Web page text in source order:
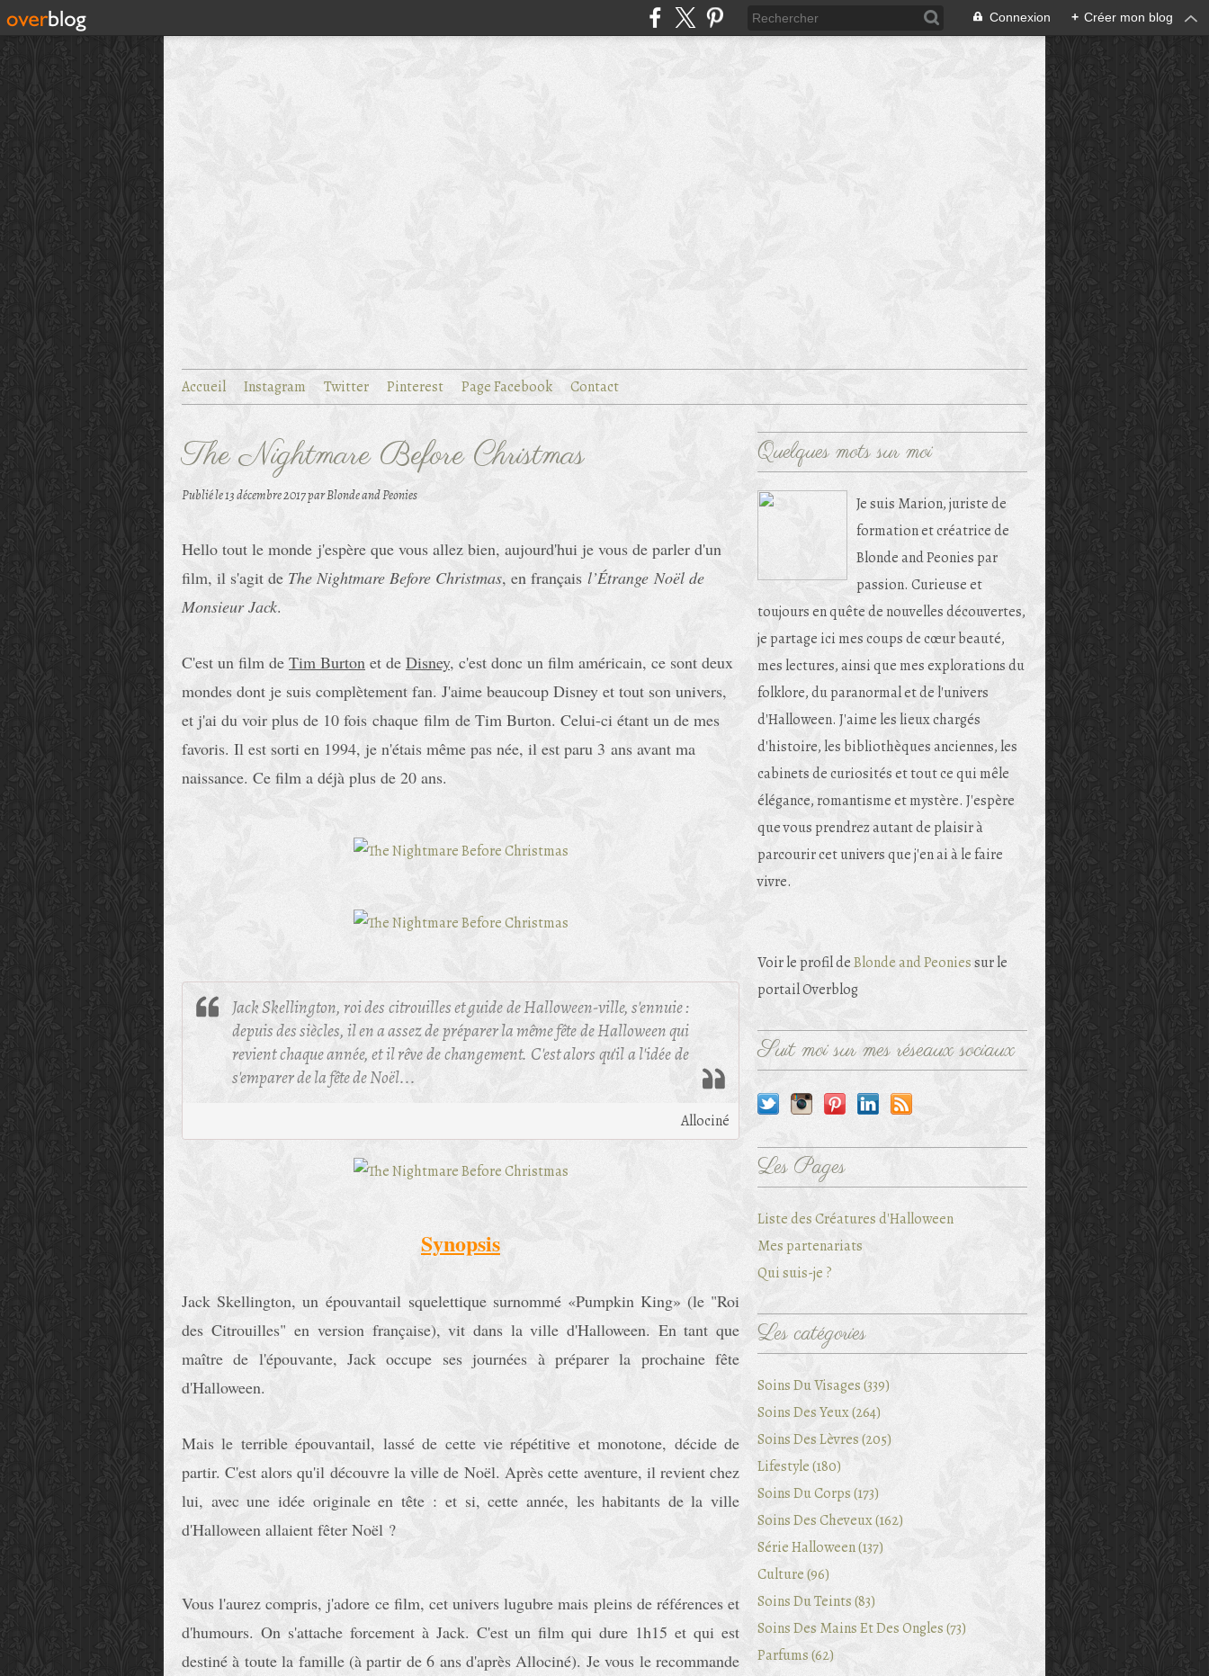
Connexion + Créer mon blog
Accueil Instagram Twitter Pinterest Page Facebook Contact
The Nightmare Before Christmas
Publié le13 décembre 2017par Blonde and Peonies
Hello tout le monde j'espère que vous allez bien, aujourd'hui je vous de parler d'un
film, il s'agit de The Nightmare Before Christmas, en français l’Étrange Noël de
Monsieur Jack.
C'est un film de Tim Burton et de Disney, c'est donc un film américain, ce sont deux
mondes dont je suis complètement fan. J'aime beaucoup Disney et tout son univers,
et j'ai du voir plus de 10 fois chaque film de Tim Burton. Celui-ci étant un de mes
favoris. Il est sorti en 1994, je n'étais même pas née, il est paru 3 ans avant ma
naissance. Ce film a déjà plus de 20 ans.
Jack Skellington, roi des citrouilles et guide de Halloween-ville, s'ennuie :
depuis des siècles, il en a assez de préparer la même fête de Halloween qui
revient chaque année, et il rêve de changement. C'est alors qu'il a l'idée de
s'emparer de la fête de Noël...
Allociné
Synopsis
Jack Skellington, un épouvantail squelettique surnommé «Pumpkin King» (le "Roi
des Citrouilles" en version française), vit dans la ville d'Halloween. En tant que
maître de l'épouvante, Jack occupe ses journées à préparer la prochaine fête
d'Halloween.
Mais le terrible épouvantail, lassé de cette vie répétitive et monotone, décide de
partir. C'est alors qu'il découvre la ville de Noël. Après cette aventure, il revient chez
lui, avec une idée originale en tête : et si, cette année, les habitants de la ville
d'Halloween allaient fêter Noël ?
Vous l'aurez compris, j'adore ce film, cet univers lugubre mais pleins de références et
d'humours. On s'attache forcement à Jack. C'est un film qui dure 1h15 et qui est
destiné à toute la famille (à partir de 6 ans d'après Allociné). Je vous le recommande
Quelques mots sur moi
Je suis Marion, juriste de
formation et créatrice de
Blonde and Peonies par
passion. Curieuse et
toujours en quête de nouvelles découvertes,
je partage ici mes coups de cœur beauté,
mes lectures, ainsi que mes explorations du
folklore, du paranormal et de l'univers
d'Halloween. J'aime les lieux chargés
d'histoire, les bibliothèques anciennes, les
cabinets de curiosités et tout ce qui mêle
élégance, romantisme et mystère. J'espère
que vous prendrez autant de plaisir à
parcourir cet univers que j'en ai à le faire
vivre.
Voir le profil deBlonde and Peoniessur le
portail Overblog
Suit moi sur mes réseaux sociaux
Les Pages
Liste des Créatures d'Halloween
Mes partenariats
Qui suis-je ?
Les catégories
Soins Du Visages (339)
Soins Des Yeux (264)
Soins Des Lèvres (205)
Lifestyle (180)
Soins Du Corps (173)
Soins Des Cheveux (162)
Série Halloween (137)
Culture (96)
Soins Du Teints (83)
Soins Des Mains Et Des Ongles (73)
Parfums (62)